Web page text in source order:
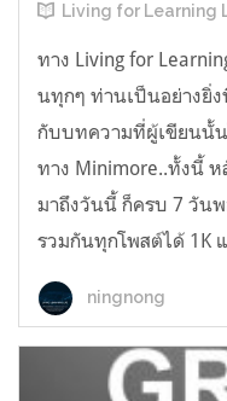
Living for Learning
ทาง Living for
นทุกๆ ท่านเป็นอย่างยิ่
กับบทความที่ผู้เขียนนั้
ทาง Minimore..ทั้งนี้ ห
มาถึงวันนี้ ก็ครบ 7 วัน
รวมกันทุกโพสต์ได้ 1K
ningnong